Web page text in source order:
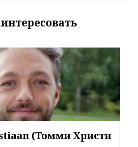
(Томми Христи